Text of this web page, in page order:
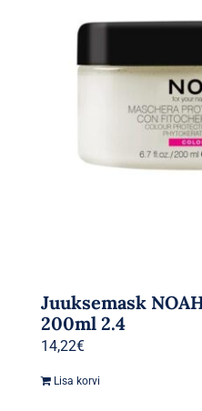
Juuksemask
200ml 2.4
14,22€
Lisa korvi